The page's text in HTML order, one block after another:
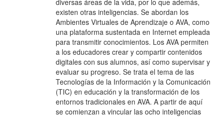
diversas áreas de la vida, por lo que además,
existen otras inteligencias. Se abordan los
Ambientes Virtuales de Aprendizaje o AVA, como
una plataforma sustentada en Internet empleada
para transmitir conocimientos. Los AVA permiten
a los educadores crear y compartir contenidos
digitales con sus alumnos, así como supervisar y
evaluar su progreso. Se trata el tema de las
Tecnologías de la Información y la Comunicación
(TIC) en educación y la transformación de los
entornos tradicionales en AVA. A partir de aquí
se comienzan a vincular las ocho inteligencias